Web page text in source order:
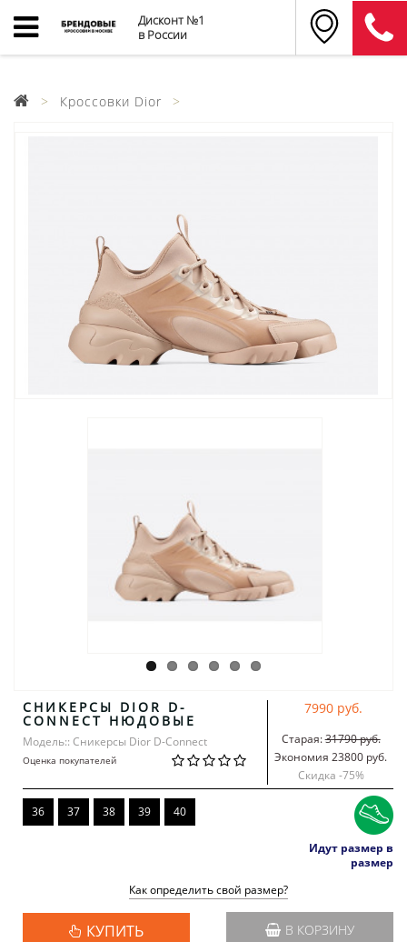
Дисконт №1
в России
Кроссовки Dior
СНИКЕРСЫ DIOR D-
CONNECT НЮДОВЫЕ
Модель:: Сникерсы Dior D-Connect
Оценка покупателей
7990 руб.
Старая:31790 руб.
Экономия 23800 руб.
Скидка -75%
36 37 38 39 40
Идут размер в
размер
Как определить свой размер?
КУПИТЬ В КОРЗИНУ